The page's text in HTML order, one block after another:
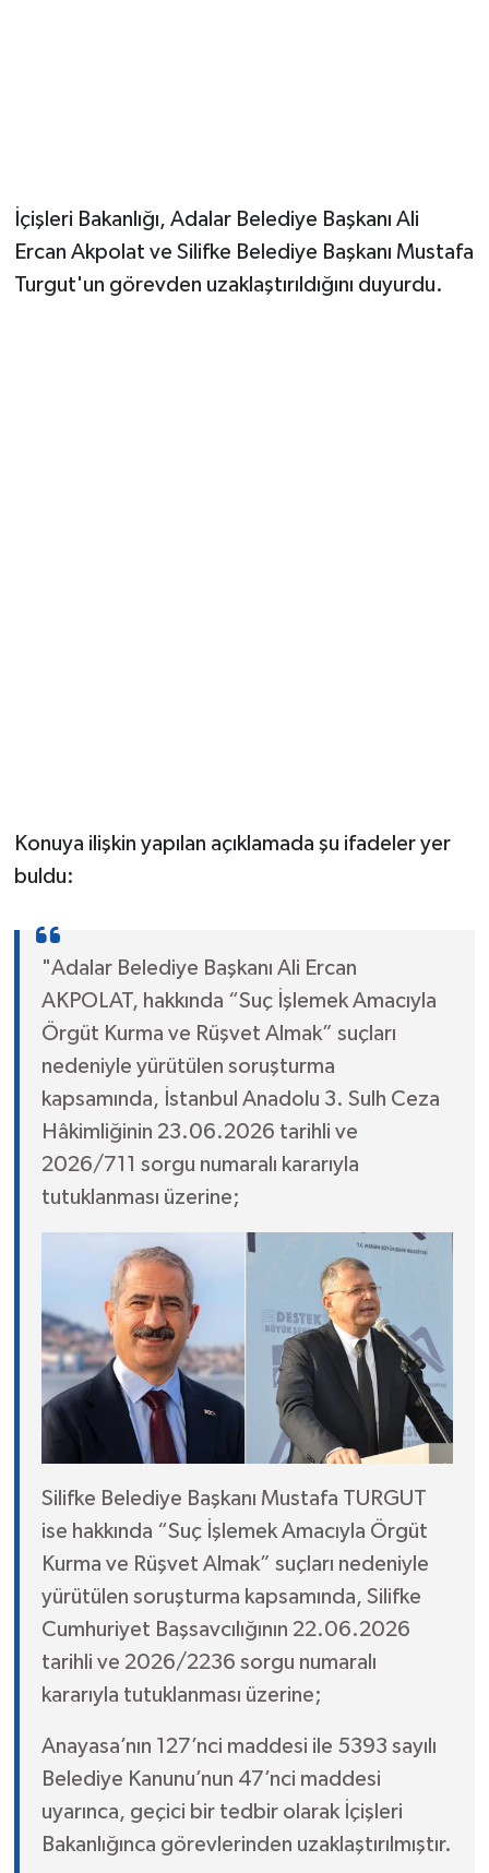
İçişleri Bakanlığı, Adalar Belediye Başkanı Ali
Ercan Akpolat ve Silifke Belediye Başkanı Mustafa
Turgut'un görevden uzaklaştırıldığını duyurdu.
Konuya ilişkin yapılan açıklamada şu ifadeler yer
buldu:
"Adalar Belediye Başkanı Ali Ercan
AKPOLAT, hakkında “Suç İşlemek Amacıyla
Örgüt Kurma ve Rüşvet Almak” suçları
nedeniyle yürütülen soruşturma
kapsamında, İstanbul Anadolu 3. Sulh Ceza
Hâkimliğinin 23.06.2026 tarihli ve
2026/711 sorgu numaralı kararıyla
tutuklanması üzerine;
Silifke Belediye Başkanı Mustafa TURGUT
ise hakkında “Suç İşlemek Amacıyla Örgüt
Kurma ve Rüşvet Almak” suçları nedeniyle
yürütülen soruşturma kapsamında, Silifke
Cumhuriyet Başsavcılığının 22.06.2026
tarihli ve 2026/2236 sorgu numaralı
kararıyla tutuklanması üzerine;
Anayasa’nın 127’nci maddesi ile 5393 sayılı
Belediye Kanunu’nun 47’nci maddesi
uyarınca, geçici bir tedbir olarak İçişleri
Bakanlığınca görevlerinden uzaklaştırılmıştır.